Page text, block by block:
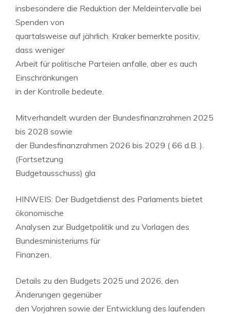
insbesondere die Reduktion der Meldeintervalle bei
Spenden von
quartalsweise auf jährlich. Kraker bemerkte positiv,
dass weniger
Arbeit für politische Parteien anfalle, aber es auch
Einschränkungen
in der Kontrolle bedeute.
Mitverhandelt wurden der Bundesfinanzrahmen 2025
bis 2028 sowie
der Bundesfinanzrahmen 2026 bis 2029 ( 66 d.B. ).
(Fortsetzung
Budgetausschuss) gla
HINWEIS: Der Budgetdienst des Parlaments bietet
ökonomische
Analysen zur Budgetpolitik und zu Vorlagen des
Bundesministeriums für
Finanzen.
Details zu den Budgets 2025 und 2026, den
Änderungen gegenüber
den Vorjahren sowie der Entwicklung des laufenden